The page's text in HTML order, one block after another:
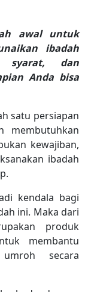
awal untuk
ibadah
syarat, dan
Anda bisa
satu persiapan
membutuhkan
kewajiban,
ibadah
kendala bagi
ini. Maka dari
produk
membantu
secara